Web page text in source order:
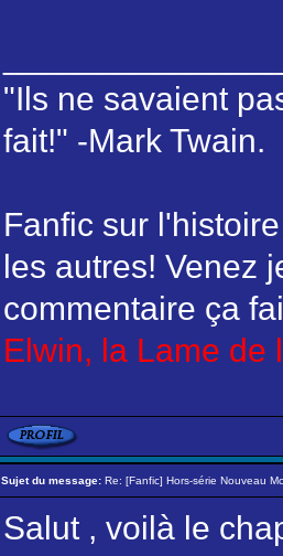
"Ils ne savaient
fait!" -Mark Twain.
Fanfic sur
les autres! Venez
commentaire ça
Elwin, la Lame de
Sujet du message: Re: [Fanfic] Hors-série Nouveau
Salut , voilà le